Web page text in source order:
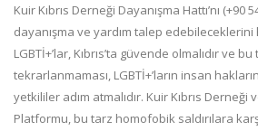
Kuir Kıbrıs Derneği Dayanışma Hattı’nı (+90
dayanışma ve yardım talep edebileceklerini
LGBTİ+’lar, Kıbrıs’ta güvende olmalıdır ve bu
tekrarlanmaması, LGBTİ+’ların insan
yetkililer adım atmalıdır. Kuir Kıbrıs Derneği
Platformu, bu tarz homofobik saldırılara